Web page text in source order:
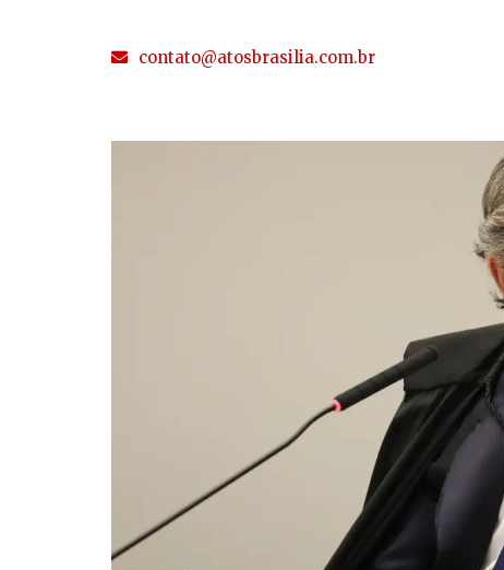
contato@atosbrasilia.com.br